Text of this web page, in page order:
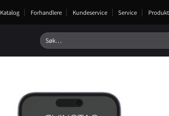
Katalog Forhandlere Kundeservice Service
Søk
etter: